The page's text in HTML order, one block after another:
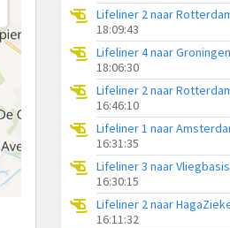
Lifeliner 2 naar
18:09:43
Lifeliner 4 naar
18:06:30
Lifeliner 2 naar
16:46:10
Lifeliner 1 naar
16:31:35
Lifeliner 3 naar
16:30:15
16:11:32